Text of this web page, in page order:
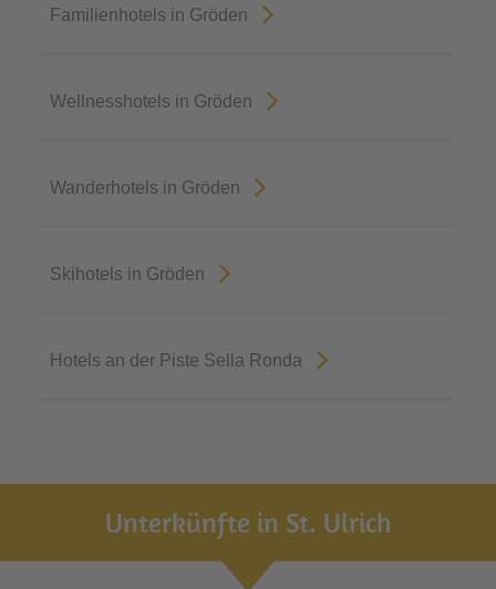
Familienhotels in Gröden
Wellnesshotels in Gröden
Wanderhotels in Gröden
Skihotels in Gröden
Hotels an der Piste Sella Ronda
Unterkünfte in St. Ulrich